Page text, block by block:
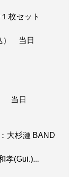
１枚セット
）　当日
　当日
大杉漣 BAND
孝(Gui.)...